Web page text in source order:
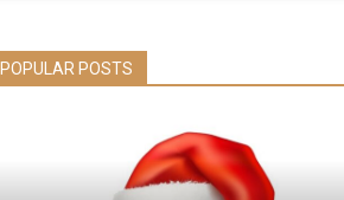
POPULAR POSTS